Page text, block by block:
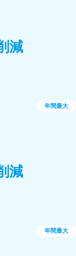
減
年間最大
減
年間最大